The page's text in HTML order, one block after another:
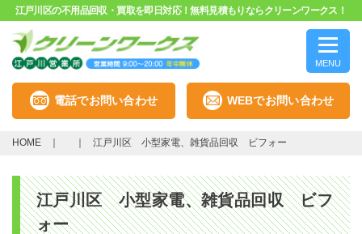
江戸川区の不用品回収・買取を即日対応！無料見積もりならクリーンワークス！
MENU
電話でお問い合わせ WEBでお問い合わせ
HOME 江戸川区 小型家電、雑貨品回収 ビフォー
江戸川区 小型家電、雑貨品回収 ビフ
ォー